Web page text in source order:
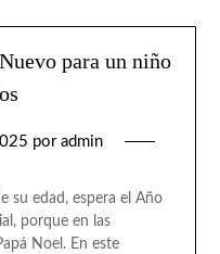
para un niño
por admin
su edad, espera el Año
porque en las
Noel. En este